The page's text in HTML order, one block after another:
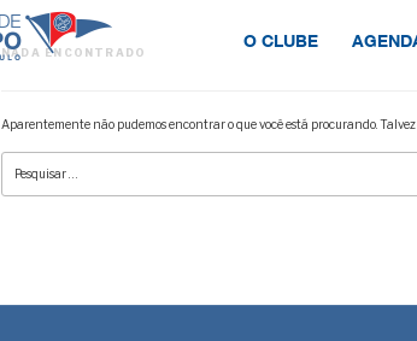
O CLUBE
NADA ENCONTRADO
Aparentemente não pudemos encontrar o que você está procurando.
Pesquisar
por: